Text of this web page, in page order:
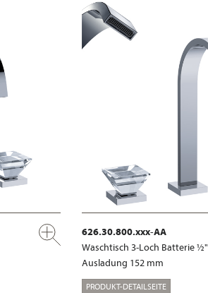
626.30.800.xxx-AA
Waschtisch 3-Loch Batterie ½"
Ausladung 152 mm
PRODUKT-DETAILSEITE